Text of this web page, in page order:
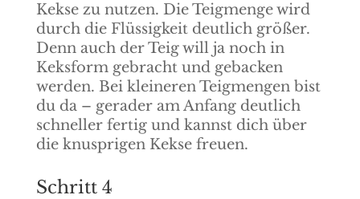
Kekse zu nutzen. Die Teigmenge wird
durch die Flüssigkeit deutlich größer.
Denn auch der Teig will ja noch in
Keksform gebracht und gebacken
werden. Bei kleineren Teigmengen bist
du da – gerader am Anfang deutlich
schneller fertig und kannst dich über
die knusprigen Kekse freuen.
Schritt 4